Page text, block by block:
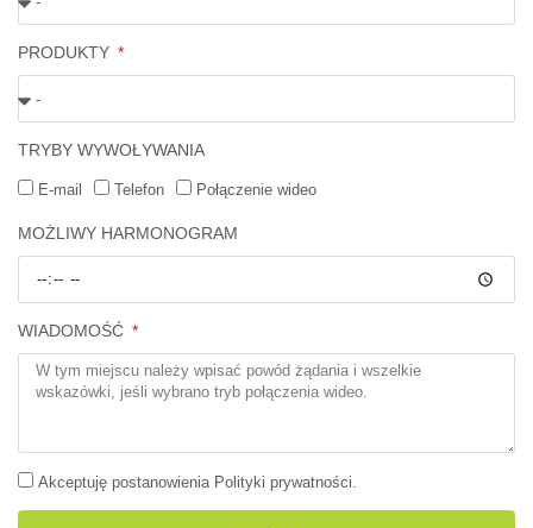
PRODUKTY
TRYBY WYWOŁYWANIA
E-mail Telefon Połączenie wideo
MOŻLIWY HARMONOGRAM
WIADOMOŚĆ
Akceptuję postanowienia Polityki prywatności.